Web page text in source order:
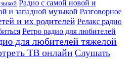
Радио с самой новой и
и западной музыкой Разговорное
и их родителей Релакс радио
Ретро радио для любителей
для любителей тяжелой
ТВ онлайнСлушать